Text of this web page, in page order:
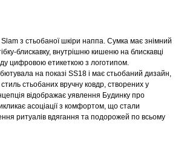
з стьобаної шкіри наппа. Сумка має знімний
блискавку, внутрішню кишеню на блискавці
цифровою етикеткою з логотипом.
на показі SS18 і має стьобаний дизайн,
стьобаних вручну ковдр, створених у
відображає уявлення Будинку про
асоціації з комфортом, що стали
ритуалів вдягання та подорожей по всьому